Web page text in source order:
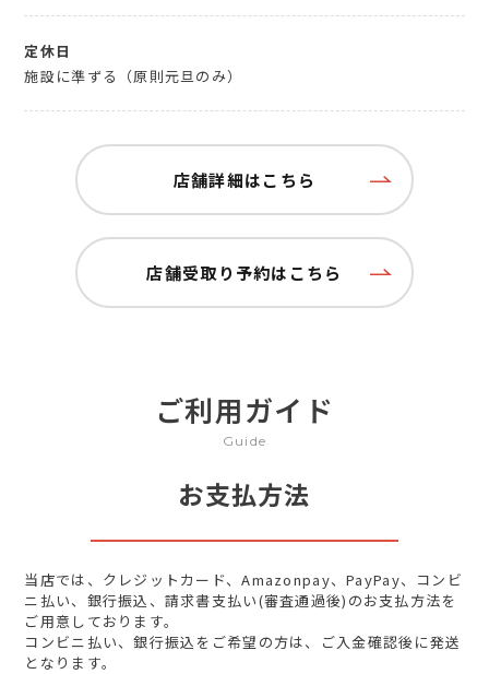
定休日
施設に準ずる（原則元旦のみ）
店舗詳細はこちら
店舗受取り予約はこちら
ご利用ガイド
Guide
お支払方法
当店では、クレジットカード、Amazonpay、PayPay、コンビ
ニ払い、銀行振込、請求書支払い(審査通過後)のお支払方法を
ご用意しております。
コンビニ払い、銀行振込をご希望の方は、ご入金確認後に発送
となります。